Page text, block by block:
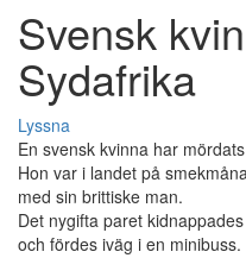
Svensk
Sydafrika
Lyssna
En svensk kvinna har
Hon var i landet på
med sin brittiske man.
Det nygifta paret
och fördes iväg i en minibuss.